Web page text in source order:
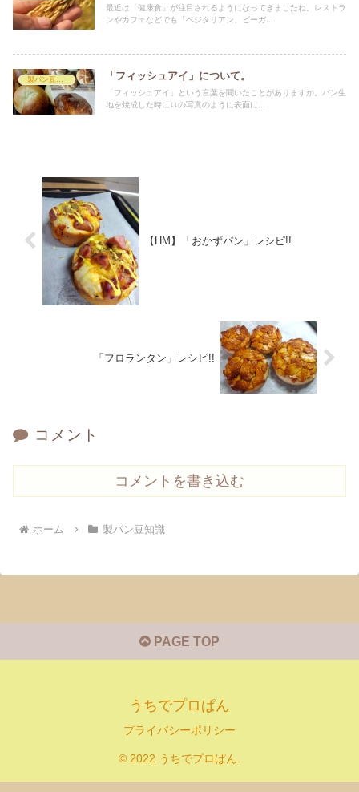
最近は「健康食」が注目されるようになってきましたね。レストラ
ンやカフェなどでも「ベジタリアン、ビーガ...
「フィッシュアイ」について。
「フィッシュアイ」という言葉を聞いたことがありますか。パン生
地を焼成した時に↓↓の写真のように表面に...
【HM】「おかずパン」レシピ!!
「フロランタン」レシピ!!
コメント
コメントを書き込む
ホーム 製パン豆知識
PAGE TOP
うちでプロぱん
プライバシーポリシー
© 2022 うちでプロぱん.